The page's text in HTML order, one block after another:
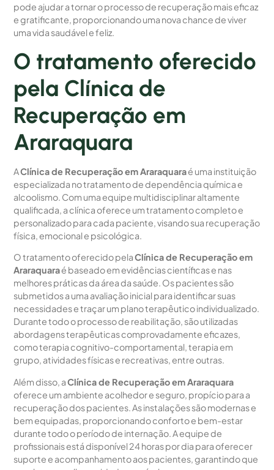
pode ajudar a tornar o processo de recuperação mais eficaz
e gratificante, proporcionando uma nova chance de viver
uma vida saudável e feliz.
O tratamento oferecido
pela Clínica de
Recuperação em
Araraquara
AClínica de Recuperação em Araraquaraé uma instituição
especializada no tratamento de dependência química e
alcoolismo. Com uma equipe multidisciplinar altamente
qualificada, a clínica oferece um tratamento completo e
personalizado para cada paciente, visando sua recuperação
física, emocional e psicológica.
O tratamento oferecido pelaClínica de Recuperação em
Araraquaraé baseado em evidências científicas e nas
melhores práticas da área da saúde. Os pacientes são
submetidos a uma avaliação inicial para identificar suas
necessidades e traçar um plano terapêutico individualizado.
Durante todo o processo de reabilitação, são utilizadas
abordagens terapêuticas comprovadamente eficazes,
como terapia cognitivo-comportamental, terapia em
grupo, atividades físicas e recreativas, entre outras.
Além disso, aClínica de Recuperação em Araraquara
oferece um ambiente acolhedor e seguro, propício para a
recuperação dos pacientes. As instalações são modernas e
bem equipadas, proporcionando conforto e bem-estar
durante todo o período de internação. A equipe de
profissionais está disponível 24 horas por dia para oferecer
suporte e acompanhamento aos pacientes, garantindo que